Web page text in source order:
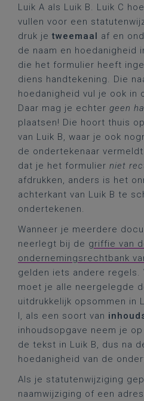
Luik A als Luik B. Luik C
vullen voor een
druk jetweemaal af en
de naam en hoedanigheid
die het formulier heeft
diens handtekening. Die
hoedanigheid vul je ook in
Daar mag je echter geen
plaatsen! Die hoort thuis
van Luik B, waar je ook
de ondertekenaar
dat je het formulier niet
afdrukken, anders is het
achterkant van Luik B te
ondertekenen.
Wanneer je meerdere
neerlegt bij de griffie van
ondernemingsrechtbank
gelden iets andere regels.
moet je alle neergelegde
uitdrukkelijk opsommen in
I, als een soort van
inhoudsopgave neem je
de tekst in Luik B, dus na
hoedanigheid van de
Als je statutenwijziging
naamwijziging of een